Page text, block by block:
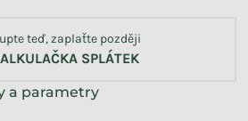
a parametry
teď, zaplaťte později
SPLÁTEK